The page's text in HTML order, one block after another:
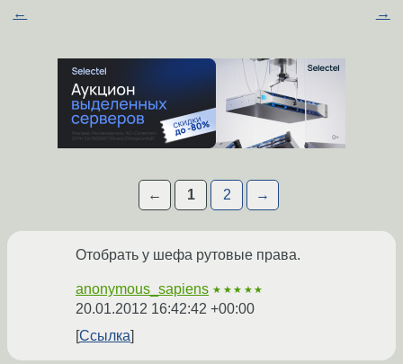
← →
← 1 2 →
Отобрать у шефа рутовые права.
anonymous_sapiens ★★★★★
20.01.2012 16:42:42 +00:00
Ссылка